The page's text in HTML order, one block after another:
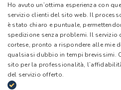
Ho avuto un’ottima esperienza con
servizio clienti del sito web. Il
è stato chiaro e puntuale,
spedizione senza problemi. Il servizio
cortese, pronto a rispondere alle mie
qualsiasi dubbio in tempi brevissimi.
sito per la professionalità,
del servizio offerto.